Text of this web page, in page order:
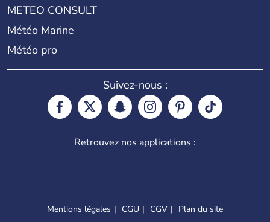
METEO CONSULT
Météo Marine
Météo pro
Suivez-nous :
Retrouvez nos applications :
Mentions légales CGU CGV Plan du site